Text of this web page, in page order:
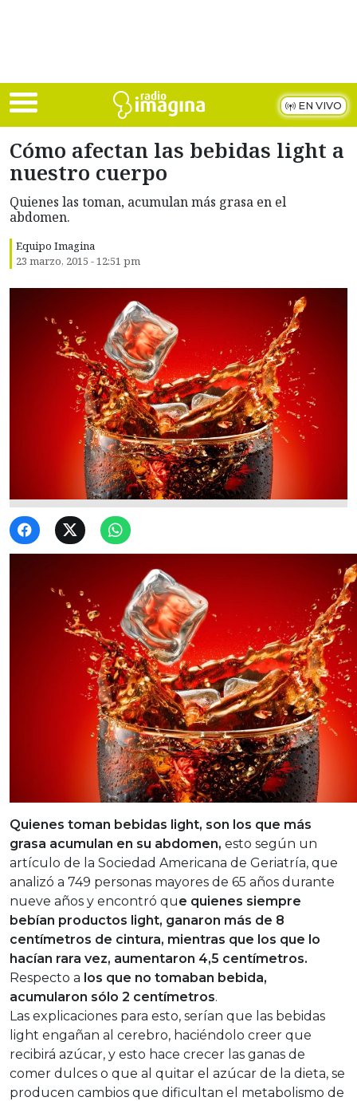
EN VIVO
Cómo afectan las bebidas light a
nuestro cuerpo
Quienes las toman, acumulan más grasa en el
abdomen.
Equipo Imagina
23 marzo, 2015 - 12:51 pm
Quienes toman bebidas light, son los que más
grasa acumulan en su abdomen, esto según un
artículo de la Sociedad Americana de Geriatría, que
analizó a 749 personas mayores de 65 años durante
nueve años y encontró que quienes siempre
bebían productos light, ganaron más de 8
centímetros de cintura, mientras que los que lo
hacían rara vez, aumentaron 4,5 centímetros.
Respecto a los que no tomaban bebida,
acumularon sólo 2 centímetros.
Las explicaciones para esto, serían que las bebidas
light engañan al cerebro, haciéndolo creer que
recibirá azúcar, y esto hace crecer las ganas de
comer dulces o que al quitar el azúcar de la dieta, se
producen cambios que dificultan el metabolismo de